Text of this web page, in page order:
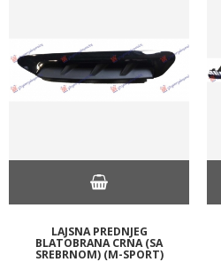
LAJSNA PREDNJEG
BLATOBRANA CRNA (SA
SREBRNOM) (M-SPORT)